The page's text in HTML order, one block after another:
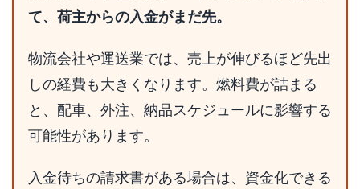
て、荷主からの入金がまだ先。
物流会社や運送業では、売上が伸びるほど先出
しの経費も大きくなります。燃料費が詰まる
と、配車、外注、納品スケジュールに影響する
可能性があります。
入金待ちの請求書がある場合は、資金化できる